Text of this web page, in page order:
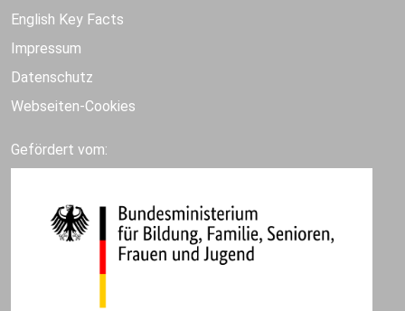
English Key Facts
Impressum
Datenschutz
Webseiten-Cookies
Gefördert vom: